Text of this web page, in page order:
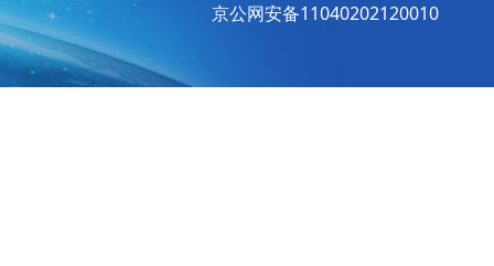
京公网安备11040202120010